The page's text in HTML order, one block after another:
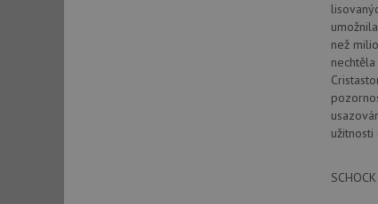
než
_gcl_au
__Secure-